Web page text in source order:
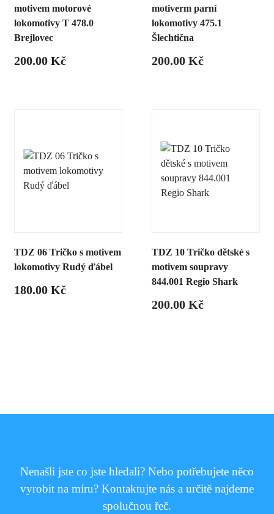
motivem motorové
lokomotivy T 478.0
Brejlovec
200.00 Kč
motiverm parní
lokomotivy 475.1
Šlechtična
200.00 Kč
TDZ 06 Tričko s motivem
lokomotivy Rudý ďábel
180.00 Kč
TDZ 10 Tričko dětské s
motivem soupravy
844.001 Regio Shark
200.00 Kč
Nenašli jste co jste hledali? Nebo potřebujete něco
vyrobit na míru? Kontaktujte nás a určitě najdeme
spolučnou řeč.